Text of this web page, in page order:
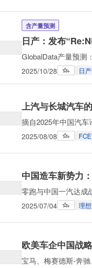
含产量预测
日产：发布
GlobalData产量预测
2025/10/28 日产
上汽与长城汽车
摘自2025年中国汽车
2025/08/08
中国造车新势力
零跑与中国一汽达成
2025/07/04 理想
欧美车企中国战
宝马、梅赛德斯-奔